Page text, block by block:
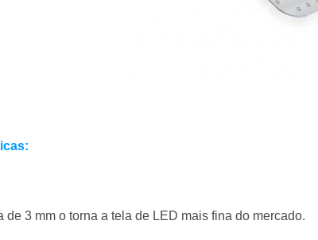
de 3 mm o torna a tela de LED mais fina do mercado.